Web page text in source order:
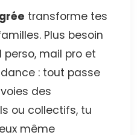
transforme tes
Plus besoin
mail pro et
: tout passe
des
ou collectifs, tu
même